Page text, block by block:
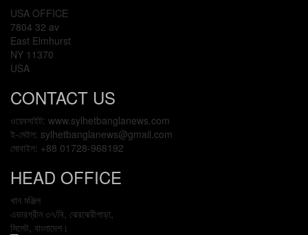
USA OFFICE
7804 32 av
East Elmhurst
NY 11370
USA
CONTACT US
ওয়েবসাইট: www.sylhetbanglanews.com
ই-মেইল: sylhetbanglanews@gmail.com
মোবাইল: +88 01728-968192
HEAD OFFICE
খান মঞ্জিল
এভারগ্রীন ৩৭/বি, ঝেরঝেরীপাড়া,
সিলেট, বাংলাদেশ।